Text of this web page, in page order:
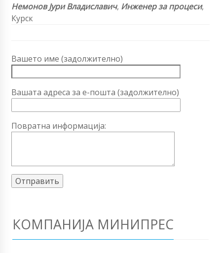
Немонов Јури Владиславич, Инженер за процеси,
Курск
Вашето име (задолжително)
Вашата адреса за е-пошта (задолжително)
Повратна информација:
КОМПАНИЈА МИНИПРЕС